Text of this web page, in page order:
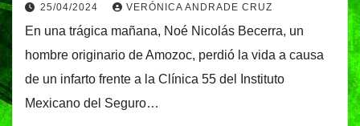
25/04/2024 VERÓNICA ANDRADE CRUZ
En una trágica mañana, Noé Nicolás Becerra, un
hombre originario de Amozoc, perdió la vida a causa
de un infarto frente a la Clínica 55 del Instituto
Mexicano del Seguro…